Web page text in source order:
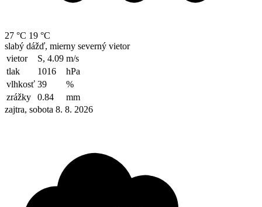
27 °C 19 °C
slabý dážď, mierny severný vietor
vietor
S, 4.09 m/s
tlak
1016
hPa
vlhkosť 39
%
zrážky
0.84
mm
zajtra, sobota 8. 8. 2026